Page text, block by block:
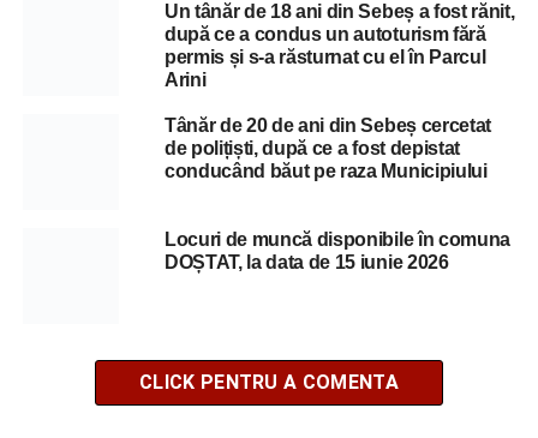
Un tânăr de 18 ani din Sebeș a fost rănit,
după ce a condus un autoturism fără
permis și s-a răsturnat cu el în Parcul
Arini
Tânăr de 20 de ani din Sebeș cercetat
de polițiști, după ce a fost depistat
conducând băut pe raza Municipiului
Locuri de muncă disponibile în comuna
DOȘTAT, la data de 15 iunie 2026
CLICK PENTRU A COMENTA